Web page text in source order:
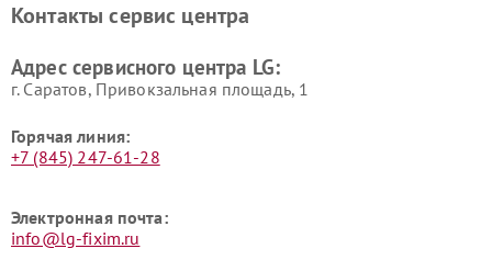
Ремонт морозильных камер
Ремонт вертикальных
Контакты сервис центра
Адрес сервисного центра LG:
г. Саратов, Привокзальная площадь, 1
Горячая линия:
+7 (845) 247-61-28
Электронная почта:
info@lg-fixim.ru